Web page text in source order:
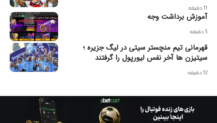
11 دقیقه
آموزش برداشت وجه
5 دقیقه
قهرمانی تیم منچستر سیتی در لیگ جزیره ؛
سیتیزن ها آخر نفس لیورپول را گرفتند
12 دقیقه